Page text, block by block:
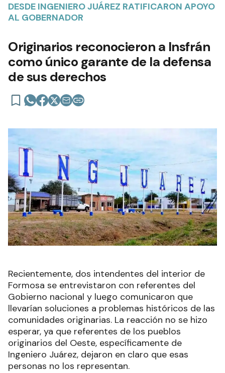
DESDE INGENIERO JUÁREZ RATIFICARON APOYO
AL GOBERNADOR
Originarios reconocieron a Insfrán
como único garante de la defensa
de sus derechos
Recientemente, dos intendentes del interior de
Formosa se entrevistaron con referentes del
Gobierno nacional y luego comunicaron que
llevarían soluciones a problemas históricos de las
comunidades originarias. La reacción no se hizo
esperar, ya que referentes de los pueblos
originarios del Oeste, específicamente de
Ingeniero Juárez, dejaron en claro que esas
personas no los representan.